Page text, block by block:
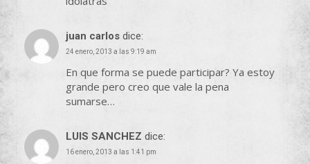
juan carlos dice:
24 enero, 2013 a las 9:19 am
En que forma se puede participar? Ya estoy
grande pero creo que vale la pena
sumarse…
LUIS SANCHEZ dice:
16 enero, 2013 a las 1:41 pm